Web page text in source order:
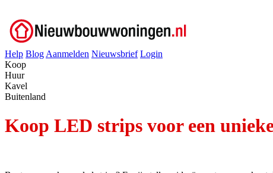
Help Blog Aanmelden Nieuwsbrief Login
Koop
Huur
Kavel
Buitenland
Koop LED strips voor een